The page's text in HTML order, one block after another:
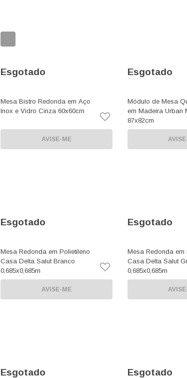
Esgotado
Mesa Bistro Redonda em Aço
Inox e Vidro Cinza 60x60cm
AVISE-ME
Esgotado
Módulo de Mesa
em Madeira Urban
87x82cm
Esgotado
Mesa Redonda em Polietileno
Casa Delta Salut Branco
0,685x0,685m
AVISE-ME
Esgotado
Mesa Redonda em
Casa Delta Salut
0,685x0,685m
Esgotado Esgotado